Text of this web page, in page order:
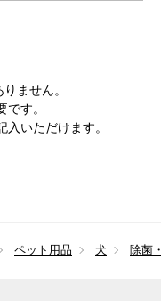
ません。
です。
入いただけます。
ペット用品 犬 除菌